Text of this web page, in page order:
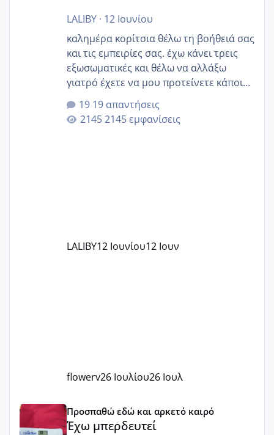
LALIBY· 12 Ιουνίου
καλημέρα κορίτσια θέλω τη βοήθειά σας
και τις εμπειρίες σας. έχω κάνει τρεις
εξωσωματικές και θέλω να αλλάξω
γιατρό έχετε να μου προτείνετε κάποιον
που μείνατε ευχαριστημένες και είχατε
επιιτυχία? έκανα στο υγεία με τον
ζερβομανωλάκη (δεν το εψαξε καθόλου
19 απαντήσεις
2145 εμφανίσεις
LALIBY12 Ιουνίου12 Ιουν
flowerv26 Ιουλίου26 Ιουλ
Έχω μπερδευτεί
Προσπαθώ εδώ και αρκετό καιρό
Έχω μπερδευτεί